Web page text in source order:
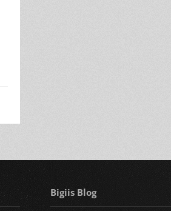
Bigiis Blog